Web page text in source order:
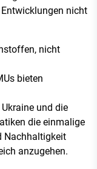
nicht
nicht
bieten
und die
die einmalige
Nachhaltigkeit
anzugehen.